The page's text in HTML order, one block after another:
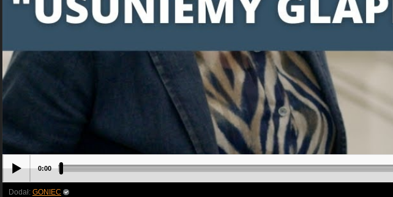
0:00
Dodał: GONIEC